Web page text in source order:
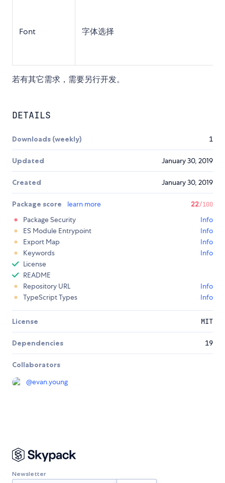
Font 字体选择
若有其它需求，需要另行开发。
DETAILS
Downloads (weekly) 1
Updated January 30, 2019
Created January 30, 2019
Package score learn more 22/100
Package Security
Info
ES Module Entrypoint
Info
Export Map
Info
Keywords
Info
License
README
Repository URL
Info
TypeScript Types
Info
License MIT
Dependencies 19
Collaborators
@evan.young
Newsletter